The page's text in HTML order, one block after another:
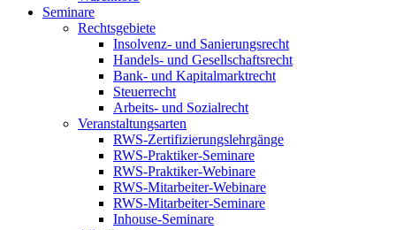
Seminare
Rechtsgebiete
Insolvenz- und Sanierungsrecht
Handels- und Gesellschaftsrecht
Bank- und Kapitalmarktrecht
Steuerrecht
Arbeits- und Sozialrecht
Veranstaltungsarten
RWS-Zertifizierungslehrgänge
RWS-Praktiker-Seminare
RWS-Praktiker-Webinare
RWS-Mitarbeiter-Webinare
RWS-Mitarbeiter-Seminare
Inhouse-Seminare